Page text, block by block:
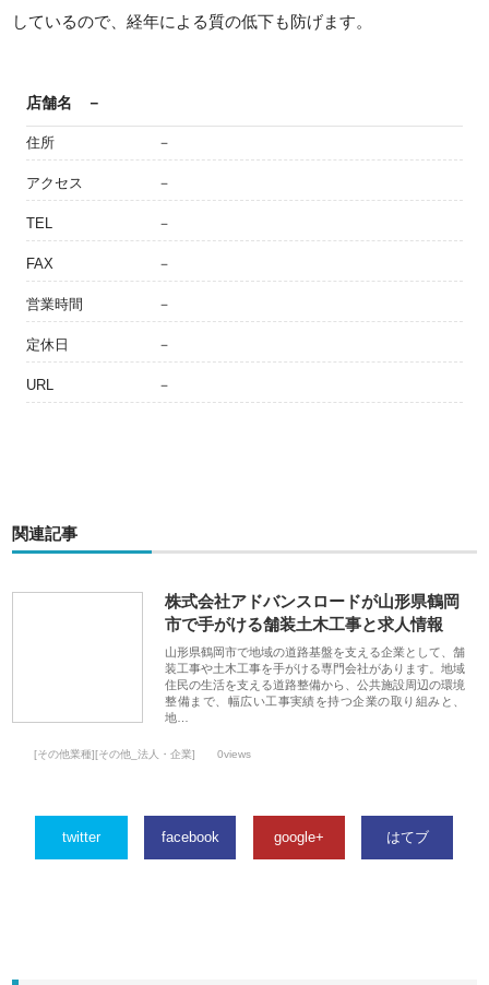
しているので、経年による質の低下も防げます。
店舗名 －
住所 －
アクセス －
TEL －
FAX －
営業時間 －
定休日 －
URL －
関連記事
株式会社アドバンスロードが山形県鶴岡
市で手がける舗装土木工事と求人情報
山形県鶴岡市で地域の道路基盤を支える企業として、舗
装工事や土木工事を手がける専門会社があります。地域
住民の生活を支える道路整備から、公共施設周辺の環境
整備まで、幅広い工事実績を持つ企業の取り組みと、
地…
[その他業種][その他_法人・企業] 0views
twitter facebook google+ はてブ